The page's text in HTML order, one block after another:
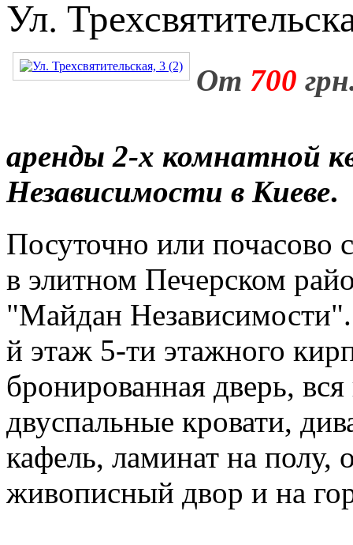
Ул.
От 700
аренды 2-х комнатной
Независимости в Киеве.
Посуточно или почасово
в элитном Печерском
"Майдан
й этаж 5-ти этажного
бронированная дверь,
двуспальные кровати,
кафель, ламинат на полу,
живописный двор и на